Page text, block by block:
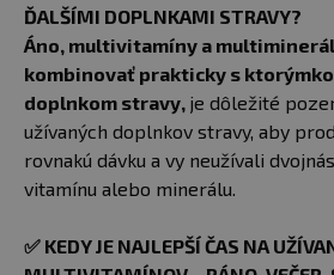
ĎALŠÍMI DOPLNKAMI STRAVY?
Áno, multivitamíny a
kombinovať prakticky s
doplnkom stravy, je dôležité
užívaných doplnkov stravy, aby
rovnakú dávku a vy neužívali
vitamínu alebo minerálu.
✅ KEDY JE NAJLEPŠÍ ČAS NA